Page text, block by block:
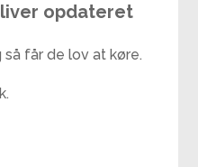
opdateret
får de lov at køre.